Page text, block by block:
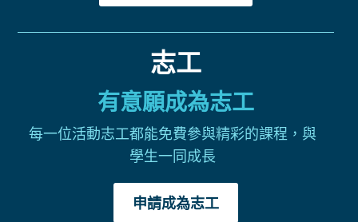
志工
有意願成為志工
每一位活動志工都能免費參與精彩的課程，與
學生一同成長
申請成為志工